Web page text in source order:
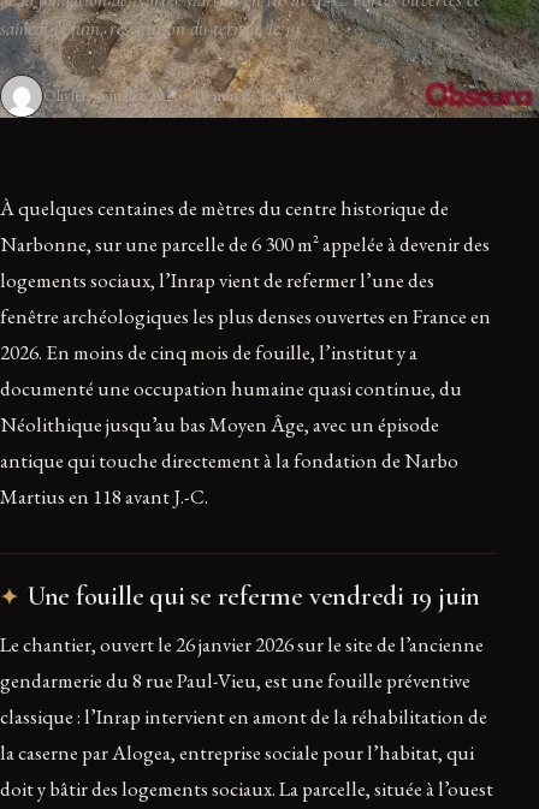
samedi 13 juin, restitution du terrain le 19.
Olivier 5 juillet 2026 10 min de lecture
À quelques centaines de mètres du centre historique de
Narbonne, sur une parcelle de 6 300 m² appelée à devenir des
logements sociaux, l’Inrap vient de refermer l’une des
fenêtre archéologiques les plus denses ouvertes en France en
2026. En moins de cinq mois de fouille, l’institut y a
documenté une occupation humaine quasi continue, du
Néolithique jusqu’au bas Moyen Âge, avec un épisode
antique qui touche directement à la fondation de Narbo
Martius en 118 avant J.-C.
Une fouille qui se referme vendredi 19 juin
Le chantier, ouvert le 26 janvier 2026 sur le site de l’ancienne
gendarmerie du 8 rue Paul-Vieu, est une fouille préventive
classique : l’Inrap intervient en amont de la réhabilitation de
la caserne par Alogea, entreprise sociale pour l’habitat, qui
doit y bâtir des logements sociaux. La parcelle, située à l’ouest